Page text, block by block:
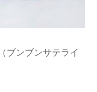
ブンブンサテライ